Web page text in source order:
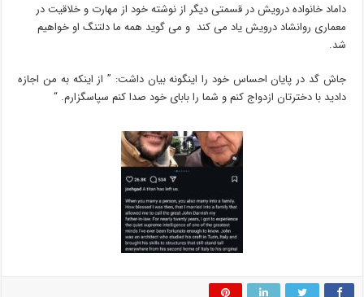
داماد خانواده درویش در قسمتی دیگر از نوشته خود از مهارت و خلاقیت در
معماری روانشاد درویش یاد می کند و می گوید همه ما دلتنگ او خواهیم
شد.
جاش گد در پایان احساس خود را اینگونه بیان داشت: ” از اینکه به من اجازه
دادید با دخترتان ازدواج کنم و شما را بابای خود صدا کنم سپاسگزارم. “